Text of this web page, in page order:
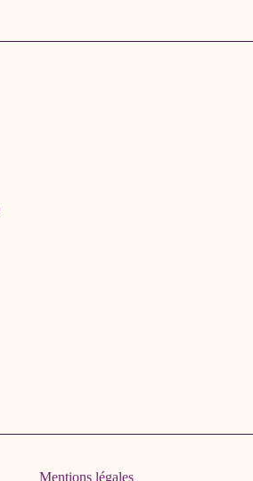
Mentions légales